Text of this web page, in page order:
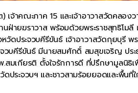
าคณะภาค 15 และเจ้าอาวาสวัดคลองว
ยฆราวาส พร้อมด้วยพระราชสุทธิโมลี เ
ดประจวบคีรีขันธ์ เจ้าอาวาสวัดกุยบุรี พ
บคีรีขันธ์ มีนายสมศักดิ์ สมสุขเจริญ ปร
.สมเกียรติ ตั้งใจรักการดี ที่ปรึกษามูลนิ
ระจวบฯ และชาวสามร้อยยอดและพื้นที่